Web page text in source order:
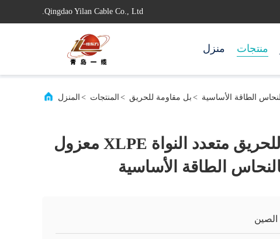
Qingdao Yilan Cable Co., Ltd.
منزل منتجات
المنزل > المنتجات > بل مقاومة للحريق >
كابل مقاومة للحريق متعدد النواة XLPE معزول
الصين